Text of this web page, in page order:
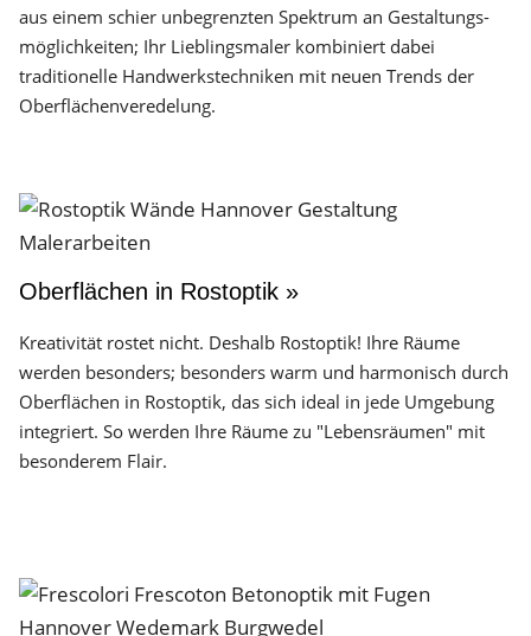
aus einem schier unbegrenzten Spektrum an Gestaltungs­
möglichkeiten; Ihr Lieblingsmaler kombiniert dabei
traditionelle Handwerks­techniken mit neuen Trends der
Oberflächen­veredelung.
Oberflächen in Rostoptik »
Kreativität rostet nicht. Deshalb Rostoptik! Ihre Räume
werden besonders; besonders warm und harmonisch durch
Oberflächen in Rostoptik, das sich ideal in jede Umgebung
integriert. So werden Ihre Räume zu "Lebensräumen" mit
besonderem Flair.